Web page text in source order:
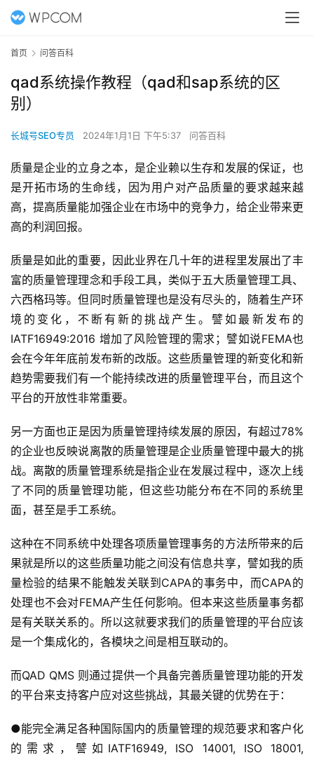
首页 问答百科
qad系统操作教程（qad和sap系统的区
别）
长城号SEO专员 2024年1月1日 下午5:37 问答百科
质量是企业的立身之本，是企业赖以生存和发展的保证，也
是开拓市场的生命线，因为用户对产品质量的要求越来越
高，提高质量能加强企业在市场中的竞争力，给企业带来更
高的利润回报。
质量是如此的重要，因此业界在几十年的进程里发展出了丰
富的质量管理理念和手段工具，类似于五大质量管理工具、
六西格玛等。但同时质量管理也是没有尽头的，随着生产环
境的变化，不断有新的挑战产生。譬如最新发布的
IATF16949:2016 增加了风险管理的需求；譬如说FEMA也
会在今年年底前发布新的改版。这些质量管理的新变化和新
趋势需要我们有一个能持续改进的质量管理平台，而且这个
平台的开放性非常重要。
另一方面也正是因为质量管理持续发展的原因，有超过78%
的企业也反映说离散的质量管理是企业质量管理中最大的挑
战。离散的质量管理系统是指企业在发展过程中，逐次上线
了不同的质量管理功能，但这些功能分布在不同的系统里
面，甚至是手工系统。
这种在不同系统中处理各项质量管理事务的方法所带来的后
果就是所以的这些质量功能之间没有信息共享，譬如我的质
量检验的结果不能触发关联到CAPA的事务中，而CAPA的
处理也不会对FEMA产生任何影响。但本来这些质量事务都
是有关联关系的。所以这就要求我们的质量管理的平台应该
是一个集成化的，各模块之间是相互联动的。
而QAD QMS 则通过提供一个具备完善质量管理功能的开发
的平台来支持客户应对这些挑战，其最关键的优势在于：
●能完全满足各种国际国内的质量管理的规范要求和客户化
的需求，譬如IATF16949, ISO 14001, ISO 18001,